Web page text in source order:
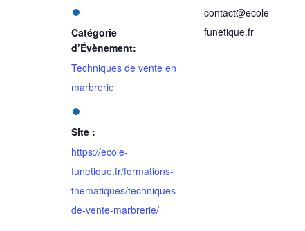
Catégorie
d’Évènement:
Techniques de vente en
marbrerie
Site :
https://ecole-
funetique.fr/formations-
thematiques/techniques-
de-vente-marbrerie/
contact@ecole-
funetique.fr